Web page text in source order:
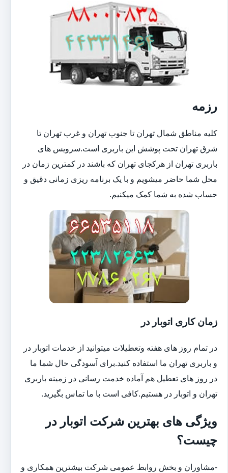
رزمه
کلیه مناطق شمال تهران تا جنوب تهران و غرب تهران تا
شرق تهران تحت پوشش این باربری است.سرویس های
باربری تهران از هرکجای تهران که باشند در کمترین زمان در
محل شما حاضر میشویم و با یک برنامه ریزی زمانی دقیق و
حساب شده به شما کمک میکنیم.
زمان کاری اتوبار در
در تمام روز های هفته وتعطیلات میتوانید از خدمات اتوبار در
و باربری تهران ما استفاده کنید.برای آسودگی حال شما ما
در روز های تعطیل هم آماده خدمت رسانی در زمینه باربری
تهران و اتوبار در هستیم.کافی است با ما تماس بگیرید.
ویژگی های بهترین شرکت اتوبار در
چیست؟
-مشاوران و بخش روابط عمومی شرکت بیشترین همکاری و